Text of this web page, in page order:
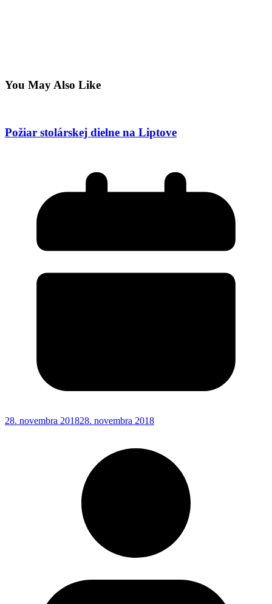
You May Also Like
Požiar stolárskej dielne na Liptove
28. novembra 201828. novembra 2018